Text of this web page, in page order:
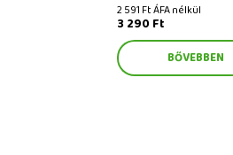
2 591 Ft ÁFA nélkül
3 290 Ft
BŐVEBBEN